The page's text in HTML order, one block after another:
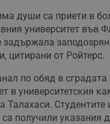
души са приети в
университет във
задържала
цитирани от Ройтерс.
по обяд в сградата
в университетския
Талахаси. Студентите
получили указания